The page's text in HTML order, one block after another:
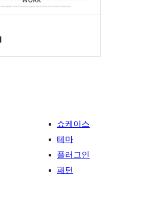
쇼케이스
테마
플러그인
패턴